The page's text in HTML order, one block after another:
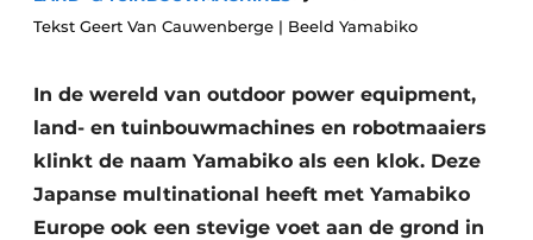
Tekst Geert Van Cauwenberge | Beeld Yamabiko
In de wereld van outdoor power equipment,
land- en tuinbouwmachines en robotmaaiers
klinkt de naam Yamabiko als een klok. Deze
Japanse multinational heeft met Yamabiko
Europe ook een stevige voet aan de grond in